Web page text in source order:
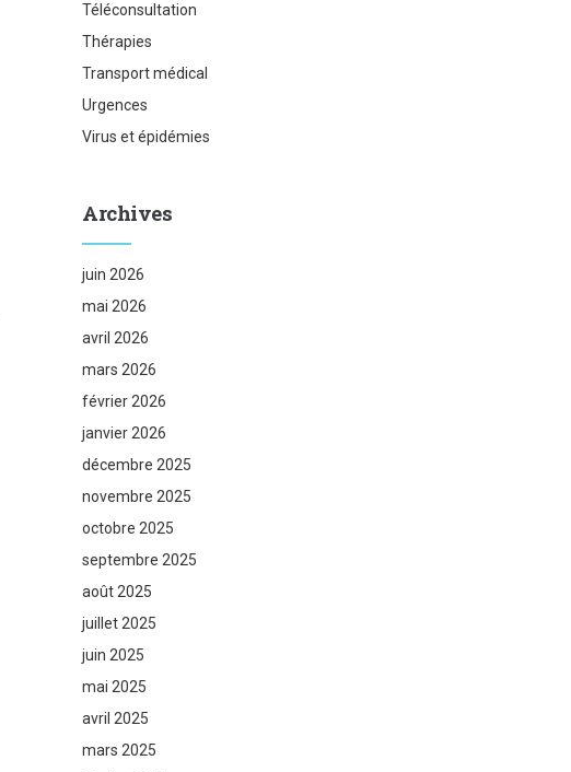
Téléconsultation
Thérapies
Transport médical
Urgences
Virus et épidémies
Archives
juin 2026
mai 2026
avril 2026
mars 2026
février 2026
janvier 2026
décembre 2025
novembre 2025
octobre 2025
septembre 2025
août 2025
juillet 2025
juin 2025
mai 2025
avril 2025
mars 2025